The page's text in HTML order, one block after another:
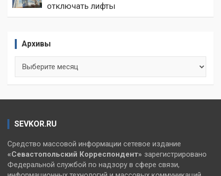
отключать лифты
Архивы
SEVKOR.RU
Средство массовой информации сетевое издание
«Севастопольский Корреспондент» зарегистрировано
Федеральной службой по надзору в сфере связи,